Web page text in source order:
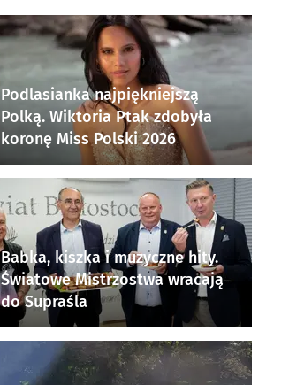
Podlasianka najpiękniejszą
Polką. Wiktoria Ptak zdobyła
koronę Miss Polski 2026
Babka, kiszka i muzyczne hity.
Światowe Mistrzostwa wracają
do Supraśla